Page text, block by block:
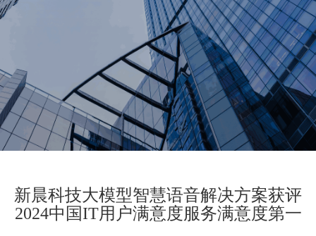
新晨科技大模型智慧语音解决方案获评
2024中国IT用户满意度服务满意度第一